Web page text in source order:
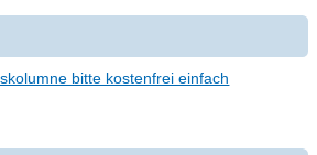
bitte kostenfrei einfach